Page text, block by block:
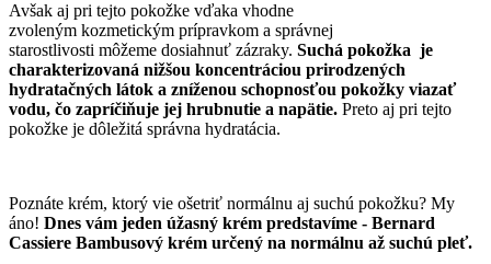
Avšak aj pri tejto pokožke vďaka vhodne
zvoleným kozmetickým prípravkom a správnej
starostlivosti môžeme dosiahnuť zázraky. Suchá pokožka je
charakterizovaná nižšou koncentráciou prirodzených
hydratačných látok a zníženou schopnosťou pokožky viazať
vodu, čo zapríčiňuje jej hrubnutie a napätie. Preto aj pri tejto
pokožke je dôležitá správna hydratácia.
Poznáte krém, ktorý vie ošetriť normálnu aj suchú pokožku? My
áno! Dnes vám jeden úžasný krém predstavíme - Bernard
Cassiere Bambusový krém určený na normálnu až suchú pleť.